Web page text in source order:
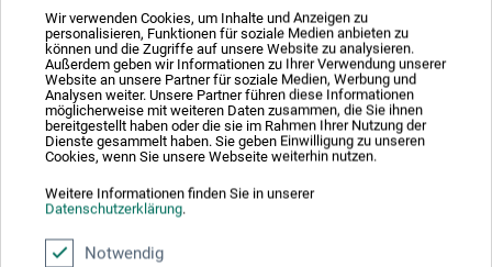
Wir verwenden Cookies, um Inhalte und Anzeigen zu
personalisieren, Funktionen für soziale Medien anbieten zu
können und die Zugriffe auf unsere Website zu analysieren.
Außerdem geben wir Informationen zu Ihrer Verwendung unserer
Website an unsere Partner für soziale Medien, Werbung und
Analysen weiter. Unsere Partner führen diese Informationen
möglicherweise mit weiteren Daten zusammen, die Sie ihnen
bereitgestellt haben oder die sie im Rahmen Ihrer Nutzung der
Dienste gesammelt haben. Sie geben Einwilligung zu unseren
Cookies, wenn Sie unsere Webseite weiterhin nutzen.
Weitere Informationen finden Sie in unserer
Datenschutzerklärung.
Notwendig
Kein & Aber Verlag
Die Entflammten
23,70 EUR
zzgl. Versandkosten